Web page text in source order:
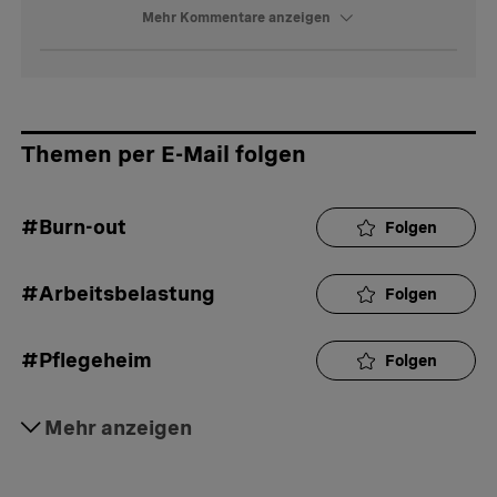
Mehr Kommentare anzeigen
Themen per E-Mail folgen
#Burn-out Folgen
#Arbeitsbelastung Folgen
#Pflegeheim Folgen
Mehr anzeigen
#Spital